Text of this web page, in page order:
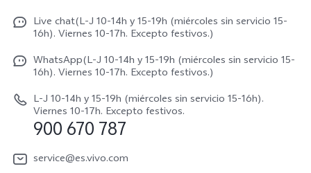
V70 5G
V70 FE
V70 Lite 5G
Y31 5G
Autenticación de IMEI
Gestión de reparaciones
Manual de usuario
Actualización de sistema
Actualizar registro
Instrucciones de Garantía
Netiqueta vivo
Avisos legales
Acerca de nosotros
Sostenibilidad
Centro de privacidad de vivo
Live chat(L-J 10-14h y 15-19h (miércoles sin servicio 15-
16h). Viernes 10-17h. Excepto festivos.)
WhatsApp(L-J 10-14h y 15-19h (miércoles sin servicio 15-
16h). Viernes 10-17h. Excepto festivos.)
L-J 10-14h y 15-19h (miércoles sin servicio 15-16h).
Viernes 10-17h. Excepto festivos.
900 670 787
service@es.vivo.com